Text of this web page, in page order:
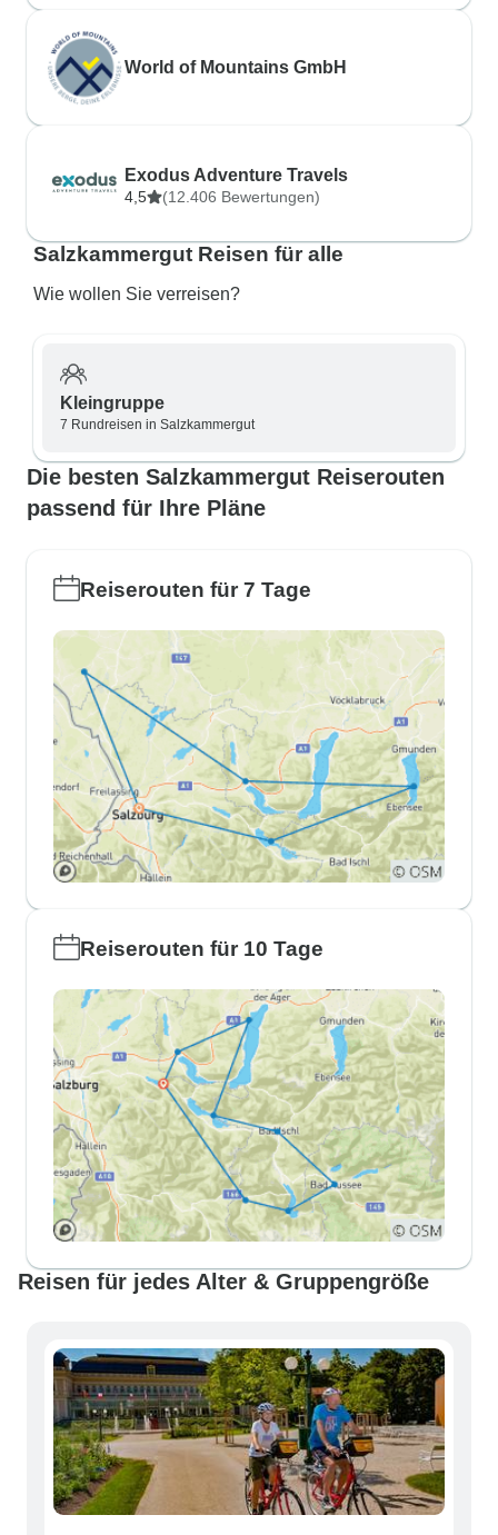
World of Mountains GmbH
Exodus Adventure Travels
4,5 (12.406 Bewertungen)
Salzkammergut Reisen für alle
Wie wollen Sie verreisen?
Kleingruppe
7 Rundreisen in Salzkammergut
Die besten Salzkammergut Reiserouten
passend für Ihre Pläne
Reiserouten für 7 Tage
Reiserouten für 10 Tage
Reisen für jedes Alter & Gruppengröße